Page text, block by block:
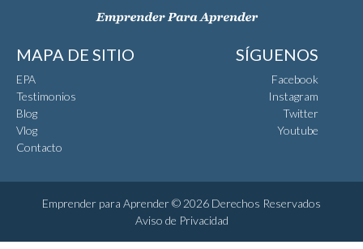
MAPA DE SITIO
EPA
Testimonios
Blog
Vlog
Contacto
SÍGUENOS
Facebook
Instagram
Twitter
Youtube
Emprender para Aprender © 2026 Derechos Reservados
Aviso de Privacidad